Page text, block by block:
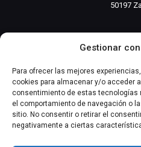
Gestionar
Para ofrecer las mejores
cookies para almacenar y/o acceder
consentimiento de estas tecnologías
el comportamiento de navegación o
sitio. No consentir o retirar el
negativamente a ciertas
50197
INFORMACIÓN
Producto
Automatización Industrial